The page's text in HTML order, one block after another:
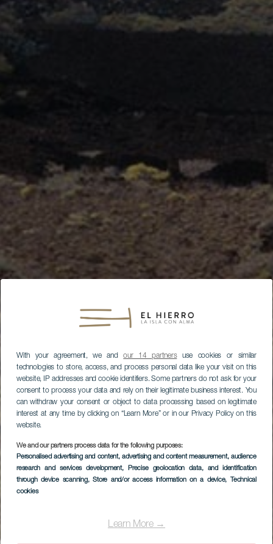
With your agreement, we andour 14 partnersuse cookies or similar
technologies to store, access, and process personal data like your visit on this
website, IP addresses and cookie identifiers. Some partners do not ask for your
consent to process your data and rely on their legitimate business interest. You
can withdraw your consent or object to data processing based on legitimate
interest at any time by clicking on “Learn More” or in our Privacy Policy on this
website.
We and our partners process data for the following purposes:
Personalised advertising and content, advertising and content measurement, audience
research and services development, Precise geolocation data, and identification
through device scanning, Store and/or access information on a device, Technical
cookies
Learn More →
Hotel Balneario Pozo